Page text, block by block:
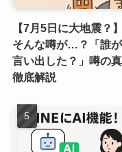
【7月5日に大地震？
そんな噂が…？「誰
言い出した？」噂の
徹底解説